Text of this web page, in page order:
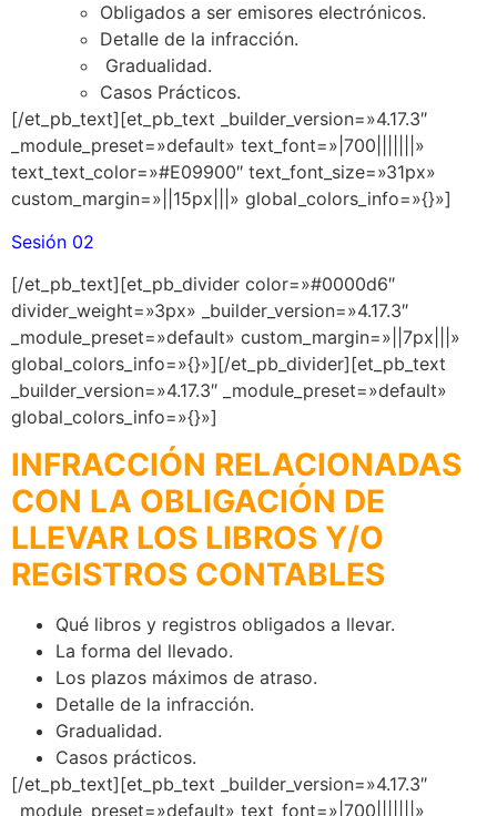
Obligados a ser emisores electrónicos.
Detalle de la infracción.
Gradualidad.
Casos Prácticos.
[/et_pb_text][et_pb_text _builder_version=»4.17.3″
_module_preset=»default» text_font=»|700|||||||»
text_text_color=»#E09900″ text_font_size=»31px»
custom_margin=»||15px|||» global_colors_info=»{}»]
Sesión 02
[/et_pb_text][et_pb_divider color=»#0000d6″
divider_weight=»3px» _builder_version=»4.17.3″
_module_preset=»default» custom_margin=»||7px|||»
global_colors_info=»{}»][/et_pb_divider][et_pb_text
_builder_version=»4.17.3″ _module_preset=»default»
global_colors_info=»{}»]
INFRACCIÓN RELACIONADAS
CON LA OBLIGACIÓN DE
LLEVAR LOS LIBROS Y/O
REGISTROS CONTABLES
Qué libros y registros obligados a llevar.
La forma del llevado.
Los plazos máximos de atraso.
Detalle de la infracción.
Gradualidad.
Casos prácticos.
[/et_pb_text][et_pb_text _builder_version=»4.17.3″
_module_preset=»default» text_font=»|700|||||||»